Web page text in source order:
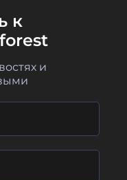
к
и